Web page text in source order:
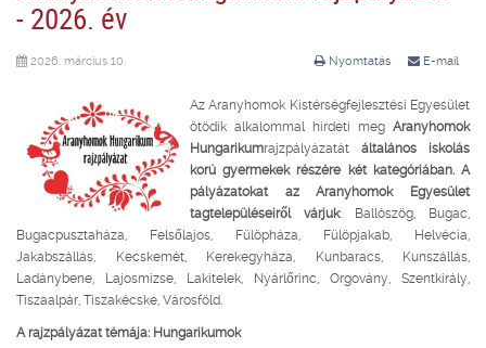
- 2026. év
Nyomtatás E-mail
2026. március 10.
Az Aranyhomok Kistérségfejlesztési Egyesület
ötödik alkalommal hirdeti meg Aranyhomok
Hungarikumrajzpályázatát általános iskolás
korú gyermekek részére két kategóriában. A
pályázatokat az Aranyhomok Egyesület
tagtelepüléseiről várjuk: Ballószög, Bugac,
Bugacpusztaháza, Felsőlajos, Fülöpháza, Fülöpjakab, Helvécia,
Jakabszállás, Kecskemét, Kerekegyháza, Kunbaracs, Kunszállás,
Ladánybene, Lajosmizse, Lakitelek, Nyárlőrinc, Orgovány, Szentkirály,
Tiszaalpár, Tiszakécske, Városföld.
A rajzpályázat témája: Hungarikumok